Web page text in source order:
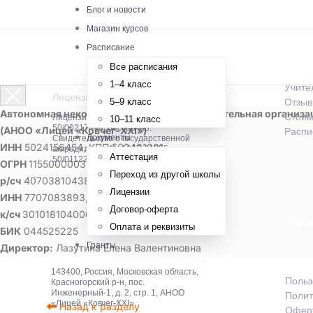
Блог и новости
Магазин курсов
Расписание
Все расписания
1–4 класс
5–9 класс
10–11 класс
Документы
Аттестация
Переход из другой школы
Лицензии
Договор-оферта
Оплата и реквизиты
Гранты
Автономная некоммерческая общеобразовательная
(АНОО «Лицей «Ковчег-ХХI»)
ИНН 5024156454, КПП 502401001
ОГРН1155000003201, ОКПО39838624
р/сч 40703810438000015003 в ПАО Сбербанк
ИНН 7707083893, КПП 775001001
к/сч 30101810400000000225
БИК 044525225
Директор: Лазутина Елена Валентиновна
Назад к разделу
143400, Россия, Московская область,
Красногорский р-н, пос.
Инженерный-1, д. 2, стр. 1, АНОО
«Лицей «Ковчег-XXI»
Лицензированная онлайн-школа
Лицензия № Л035-01255-
50/00217448, бессрочно.
Свидетельство о государственной
аккредитации № А007-01255-
50/01122852